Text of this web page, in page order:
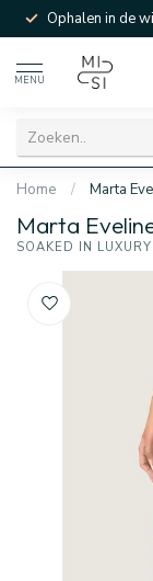
Ophalen in de
MENU
Home / Marta
Marta
SOAKED IN LUXURY